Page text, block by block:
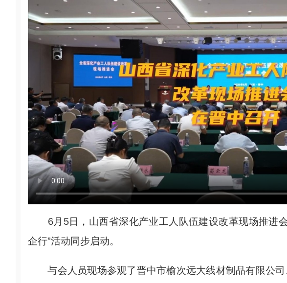
6月5日，山西省深化产业工人队伍建设改革现场推进会
企行”活动同步启动。
与会人员现场参观了晋中市榆次远大线材制品有限公司